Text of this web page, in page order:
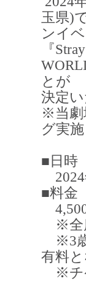
玉県)
ンイ
『
とが
決定い
※当劇
グ実施
■日時
2024
■料金
※全
※3歳
有料と
※チ